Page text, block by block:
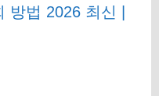
방법 2026 최신 |